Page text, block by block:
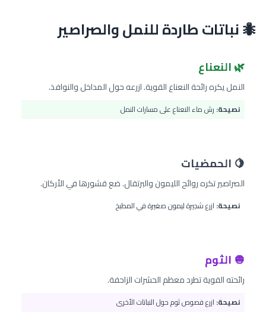
🐜 نباتات طاردة للنمل والصراصير
🌿 النعناع
النمل يكره رائحة النعناع القوية. ازرعه حول المداخل والنوافذ.
نصيحة: رش ماء النعناع على مسارات النمل
🍋 الحمضيات
الصراصير تكره روائح الليمون والبرتقال. ضع قشورها في الأركان.
نصيحة: ازرع شجيرة ليمون صغيرة في المطبخ
🧅 الثوم
رائحته القوية تطرد معظم الحشرات الزاحفة.
نصيحة: ازرع فصوص ثوم حول النباتات الأخرى